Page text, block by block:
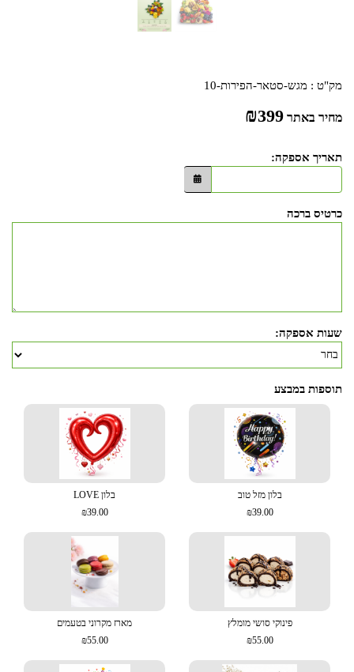
מק"ט : מגש-סטאר-הפירות-10
מחיר באתר ₪399
תאריך אספקה:
כרטיס ברכה
שעות אספקה:
תוספות במבצע
בלון מזל טוב
₪39.00
בלון LOVE
₪39.00
פינוקי סושי מומלץ
₪55.00
מארז מקרוני בטעמים
₪55.00